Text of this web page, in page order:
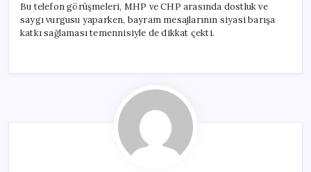
Bu telefon görüşmeleri, MHP ve CHP arasında dostluk ve
saygı vurgusu yaparken, bayram mesajlarının siyasi barışa
katkı sağlaması temennisiyle de dikkat çekti.